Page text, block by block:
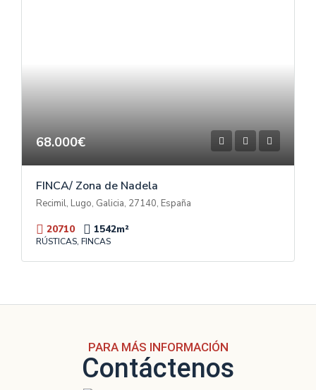
68.000€
FINCA/ Zona de Nadela
Recimil, Lugo, Galicia, 27140, España
20710 1542m²
RÚSTICAS, FINCAS
PARA MÁS INFORMACIÓN
Contáctenos